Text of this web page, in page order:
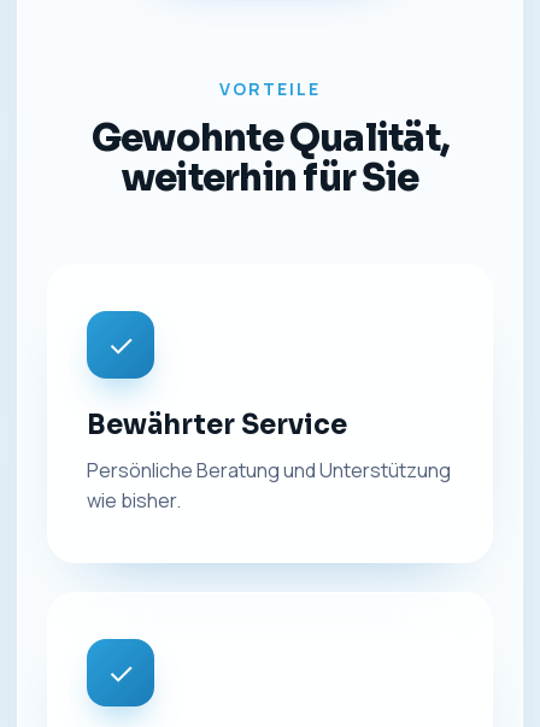
VORTEILE
Gewohnte Qualität,
weiterhin für Sie
✓
Bewährter Service
Persönliche Beratung und Unterstützung
wie bisher.
✓